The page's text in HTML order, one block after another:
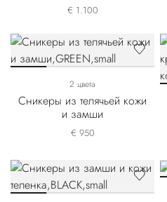
€ 1.100
2 цвета
Сникеры из телячьей кожи
и замши
€ 950